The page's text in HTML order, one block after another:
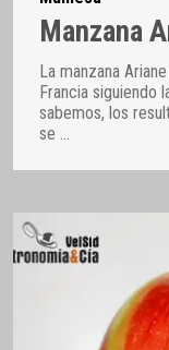
Manzana
La manzana
Francia siguiendo
sabemos, los
se …